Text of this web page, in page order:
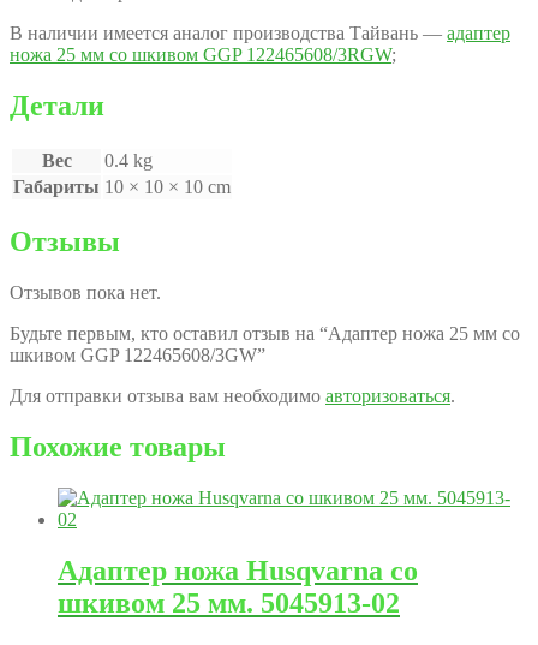
В наличии имеется аналог производства Тайвань — адаптер
ножа 25 мм со шкивом GGP 122465608/3RGW;
Детали
Вес
0.4 kg
Габариты 10 × 10 × 10 cm
Отзывы
Отзывов пока нет.
Будьте первым, кто оставил отзыв на “Адаптер ножа 25 мм со
шкивом GGP 122465608/3GW”
Для отправки отзыва вам необходимо авторизоваться.
Похожие товары
Адаптер ножа Husqvarna со
шкивом 25 мм. 5045913-02